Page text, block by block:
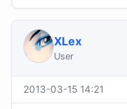
XLex
User
2013-03-15 14:21